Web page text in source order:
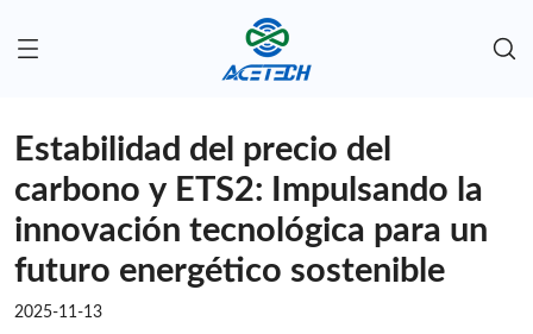
Estabilidad del precio del
carbono y ETS2: Impulsando la
innovación tecnológica para un
futuro energético sostenible
2025-11-13